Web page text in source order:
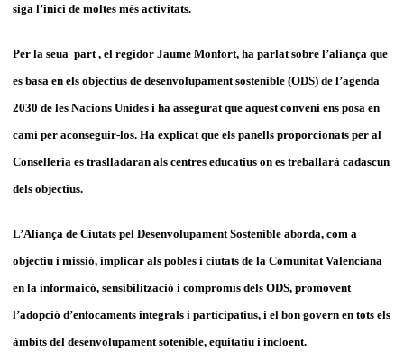
siga l’inici de moltes més activitats.
Per la seua part , el regidor Jaume Monfort, ha parlat sobre l’aliança que
es basa en els objectius de desenvolupament sostenible (ODS) de l’agenda
2030 de les Nacions Unides i ha assegurat que aquest conveni ens posa en
camí per aconseguir-los. Ha explicat que els panells proporcionats per al
Conselleria es traslladaran als centres educatius on es treballarà cadascun
dels objectius.
L’Aliança de Ciutats pel Desenvolupament Sostenible aborda, com a
objectiu i missió, implicar als pobles i ciutats de la Comunitat Valenciana
en la informaicó, sensibilització i compromís dels ODS, promovent
l’adopció d’enfocaments integrals i participatius, i el bon govern en tots els
àmbits del desenvolupament sotenible, equitatiu i incloent.